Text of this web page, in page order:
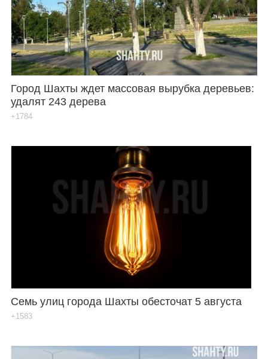
Город Шахты ждет массовая вырубка деревьев:
удалят 243 дерева
+1784
Семь улиц города Шахты обесточат 5 августа
+1583